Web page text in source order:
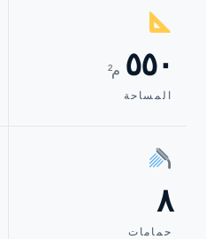
٥٥٠ م²
المساحة
٨
حمامات